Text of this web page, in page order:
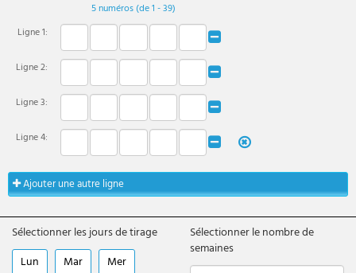
5numéros (de 1 - 39)
Ligne1:
Ligne2:
Ligne3:
Ligne4:
Ajouter une autre ligne
Sélectionner les jours de tirage
Lun
Mar
Mer
Sélectionner le nombre de
semaines